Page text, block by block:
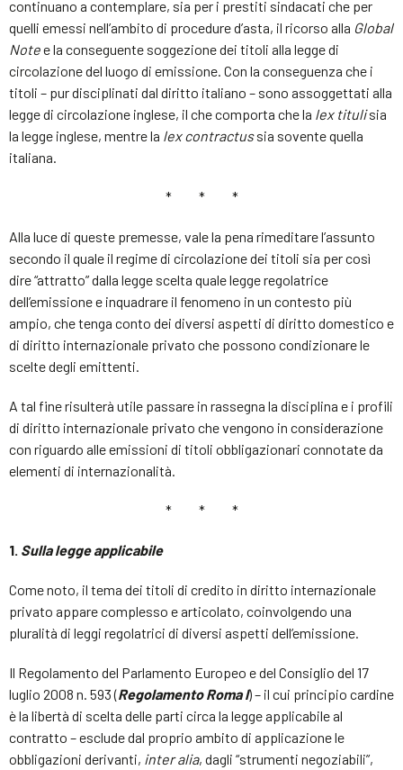
continuano a contemplare, sia per i prestiti sindacati che per
quelli emessi nell’ambito di procedure d’asta, il ricorso alla Global
Notee la conseguente soggezione dei titoli alla legge di
circolazione del luogo di emissione. Con la conseguenza che i
titoli – pur disciplinati dal diritto italiano – sono assoggettati alla
legge di circolazione inglese, il che comporta che la lex titulisia
la legge inglese, mentre la lex contractussia sovente quella
italiana.
* * *
Alla luce di queste premesse, vale la pena rimeditare l’assunto
secondo il quale il regime di circolazione dei titoli sia per così
dire “attratto” dalla legge scelta quale legge regolatrice
dell’emissione e inquadrare il fenomeno in un contesto più
ampio, che tenga conto dei diversi aspetti di diritto domestico e
di diritto internazionale privato che possono condizionare le
scelte degli emittenti.
A tal fine risulterà utile passare in rassegna la disciplina e i profili
di diritto internazionale privato che vengono in considerazione
con riguardo alle emissioni di titoli obbligazionari connotate da
elementi di internazionalità.
* * *
1. Sulla legge applicabile
Come noto, il tema dei titoli di credito in diritto internazionale
privato appare complesso e articolato, coinvolgendo una
pluralità di leggi regolatrici di diversi aspetti dell’emissione.
Il Regolamento del Parlamento Europeo e del Consiglio del 17
luglio 2008 n. 593 (Regolamento Roma I) – il cui principio cardine
è la libertà di scelta delle parti circa la legge applicabile al
contratto – esclude dal proprio ambito di applicazione le
obbligazioni derivanti, inter alia, dagli “strumenti negoziabili”,